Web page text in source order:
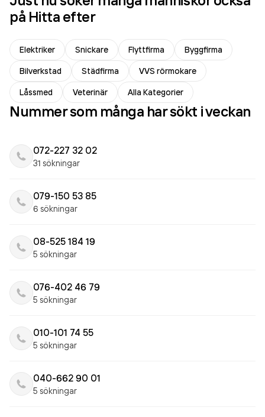
på Hitta efter
Elektriker Snickare Flyttfirma
Byggfirma
Bilverkstad
Städfirma
VVS rörmokare
Låssmed
Veterinär Alla Kategorier
Nummer som många har sökt i veckan
072-227 32 02
31 sökningar
079-150 53 85
6 sökningar
08-525 184 19
5 sökningar
076-402 46 79
5 sökningar
010-101 74 55
5 sökningar
040-662 90 01
5 sökningar